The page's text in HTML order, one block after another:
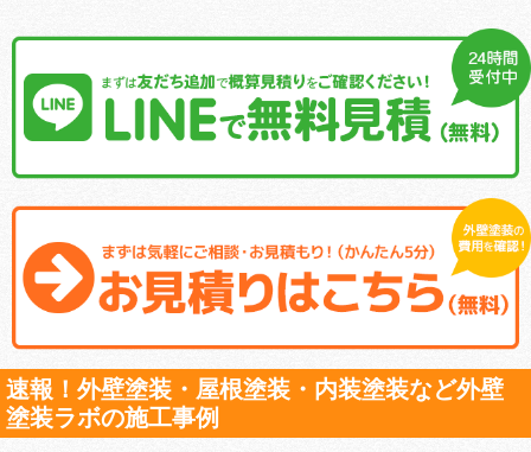
速報！外壁塗装・屋根塗装・内装塗装など外壁
塗装ラボの施工事例